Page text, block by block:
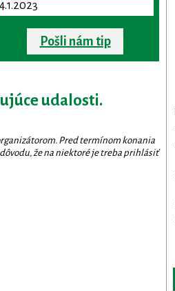
Pošli nám tip
udalosti.
Pred termínom konania
že na niektoré je treba prihlásiť